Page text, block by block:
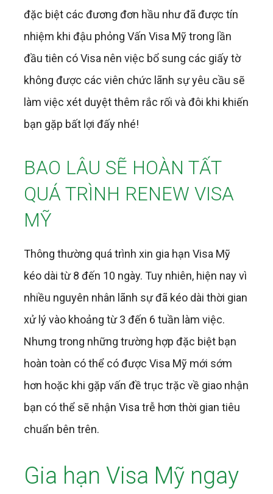
đặc biệt các đương đơn hầu như đã được tín
nhiệm khi đậu phỏng Vấn Visa Mỹ trong lần
đầu tiên có Visa nên việc bổ sung các giấy tờ
không được các viên chức lãnh sự yêu cầu sẽ
làm việc xét duyệt thêm rắc rối và đôi khi khiến
bạn gặp bất lợi đấy nhé!
BAO LÂU SẼ HOÀN TẤT
QUÁ TRÌNH RENEW VISA
MỸ
Thông thường quá trình xin gia hạn Visa Mỹ
kéo dài từ 8 đến 10 ngày. Tuy nhiên, hiện nay vì
nhiều nguyên nhân lãnh sự đã kéo dài thời gian
xử lý vào khoảng từ 3 đến 6 tuần làm việc.
Nhưng trong những trường hợp đặc biệt bạn
hoàn toàn có thể có được Visa Mỹ mới sớm
hơn hoặc khi gặp vấn đề trục trặc về giao nhận
bạn có thể sẽ nhận Visa trễ hơn thời gian tiêu
chuẩn bên trên.
Gia hạn Visa Mỹ ngay